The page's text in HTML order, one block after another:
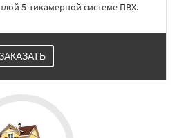
5-тикамерной системе ПВХ.